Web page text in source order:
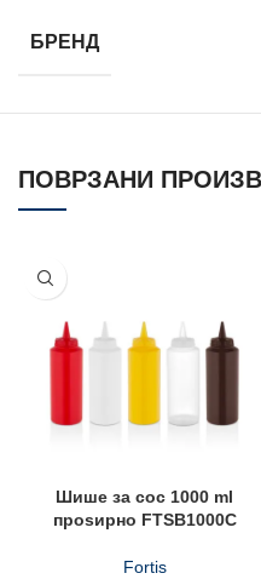
БРЕНД
ПОВРЗАНИ
Шише за сос 1000 ml
проѕирно FTSB1000C
Fortis